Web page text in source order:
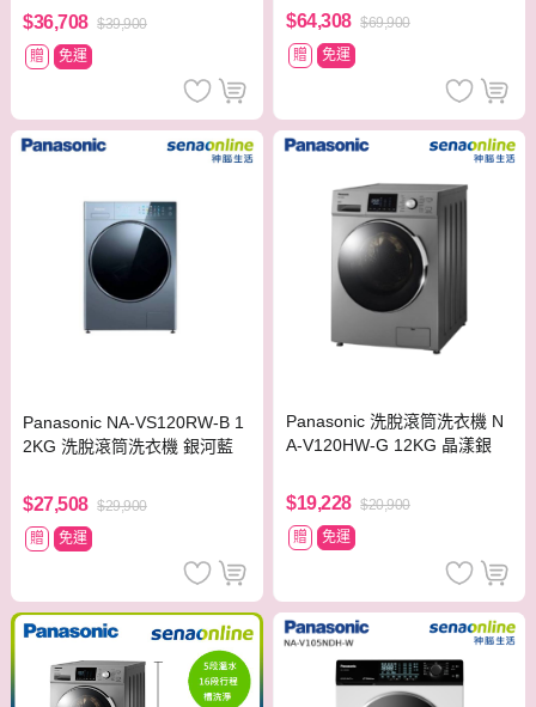
$36,708 $39,900
贈
免運
專用層架
$64,308 $69,900
贈
免運
Panasonic NA-VS120RW-B 1
2KG 洗脫滾筒洗衣機 銀河藍
$27,508 $29,900
贈
免運
Panasonic 洗脫滾筒洗衣機 N
A-V120HW-G 12KG 晶漾銀
$19,228 $20,900
贈
免運